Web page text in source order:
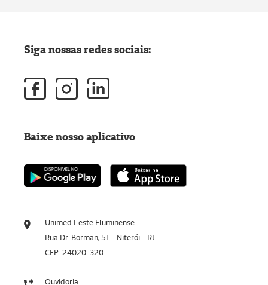
Unimed Leste Fluminense
Rua Dr. Borman, 51 - Niterói - RJ
CEP: 24020-320
Ouvidoria
Siga nossas redes sociais:
Baixe nosso aplicativo